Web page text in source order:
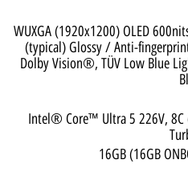
14" WUXGA (1920x1200) OLED
(typical) Glossy / Anti-
Dolby Vision®, TÜV Low Blue
Intel® Core™ Ultra 5 226V, 8C